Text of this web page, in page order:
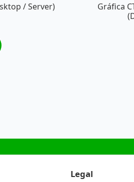
/ Server)
Gráfica
Legal